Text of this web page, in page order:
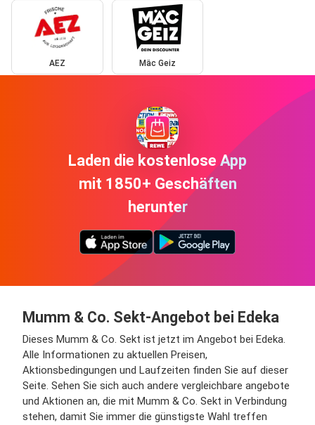
AEZ Mäc Geiz
Laden die kostenlose App
mit 1850+ Geschäften
herunter
Mumm & Co. Sekt-Angebot bei Edeka
Dieses Mumm & Co. Sekt ist jetzt im Angebot bei Edeka.
Alle Informationen zu aktuellen Preisen,
Aktionsbedingungen und Laufzeiten finden Sie auf dieser
Seite. Sehen Sie sich auch andere vergleichbare angebote
und Aktionen an, die mit Mumm & Co. Sekt in Verbindung
stehen, damit Sie immer die günstigste Wahl treffen